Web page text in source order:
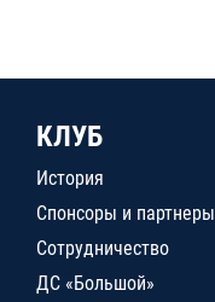
КЛУБ
История
Спонсоры и партнеры
Сотрудничество
ДС «Большой»